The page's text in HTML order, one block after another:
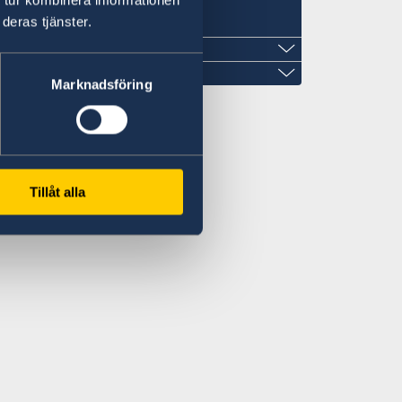
tjänster.
Marknadsföring
Tillåt alla